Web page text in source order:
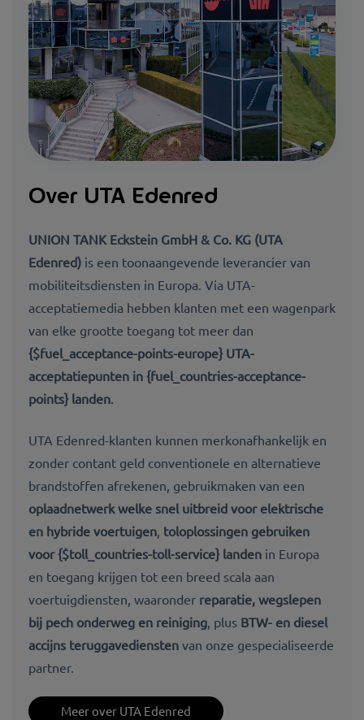
Over UTA Edenred
UNION TANK Eckstein GmbH & Co. KG (UTA
Edenred)​​​​ is een toonaangevende leverancier van
mobiliteitsdiensten in Europa. Via UTA-
acceptatiemedia hebben klanten met een wagenpark
van elke grootte toegang tot meer dan
{$fuel_acceptance-points-europe} UTA-
acceptatiepunten in {fuel_countries-acceptance-
points} landen.
UTA Edenred-klanten kunnen merkonafhankelijk en
zonder contant geld conventionele en alternatieve
brandstoffen afrekenen, gebruikmaken van een
oplaadnetwerk welke snel uitbreid voor elektrische
en hybride voertuigen toloplossingen gebruiken
voor {$toll_countries-toll-service} landen in Europa
en toegang krijgen tot een breed scala aan
voertuigdiensten, waaronder reparatie, wegslepen
bij pech onderweg en reiniging , plus BTW- en diesel
accijns teruggavediensten van onze gespecialiseerde
partner.
Meer over UTA Edenred